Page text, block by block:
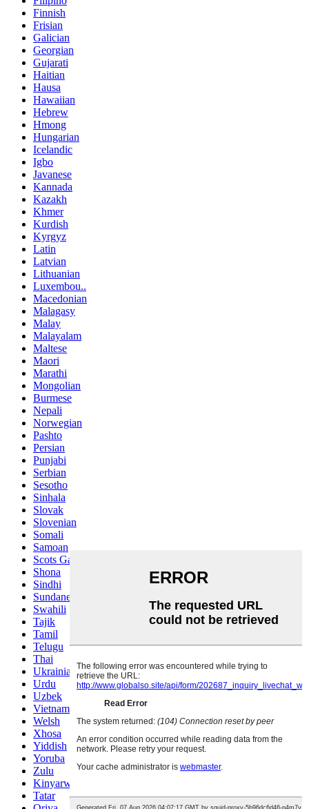
Finnish
Frisian
Galician
Georgian
Gujarati
Haitian
Hausa
Hawaiian
Hebrew
Hmong
Hungarian
Icelandic
Igbo
Javanese
Kannada
Kazakh
Khmer
Kurdish
Kyrgyz
Latin
Latvian
Lithuanian
Luxembou..
Macedonian
Malagasy
Malay
Malayalam
Maltese
Maori
Marathi
Mongolian
Burmese
Nepali
Norwegian
Pashto
Persian
Punjabi
Serbian
Sesotho
Sinhala
Slovak
Slovenian
Somali
Samoan
Scots Gaelic
Shona
Sindhi
Sundanese
Swahili
Tajik
Tamil
Telugu
Thai
Ukrainian
Urdu
Uzbek
Vietnamese
Welsh
Xhosa
Yiddish
Yoruba
Zulu
Kinyarwanda
Tatar